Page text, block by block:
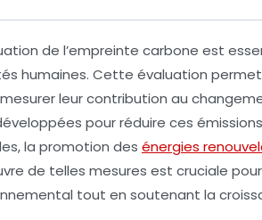
de l’empreinte carbone est
humaines. Cette évaluation
leur contribution au
pour réduire ces
, la promotion des énergies
de telles mesures est cruciale
tout en soutenant la